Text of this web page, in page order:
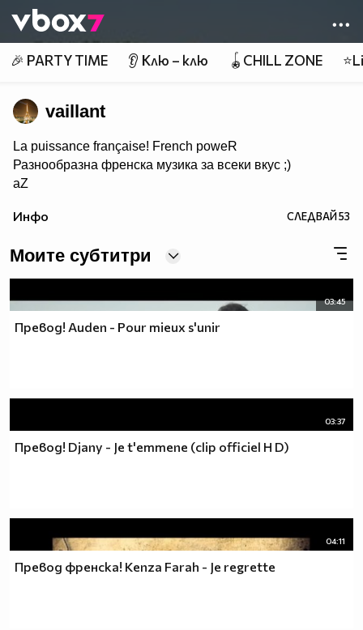
👾
🎉 PARTY TIME 👂 Клю – клю 🪀CHILL ZONE
vaillant
La puissance française! French poweR
Разнообразна френска музика за всеки вкус ;)
aZ
Инфо СЛЕДВАЙ53
Моите субтитри
03:45
Превод! Auden - Pour mieux s'unir
03:37
Превод! Djany - Je t'emmene (clip officiel H D)
04:11
Превод френска! Kenza Farah - Je regrette